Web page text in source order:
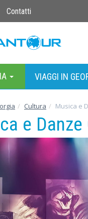
Contatti
VIAGGI IN
Cultura Musica e
e Danze